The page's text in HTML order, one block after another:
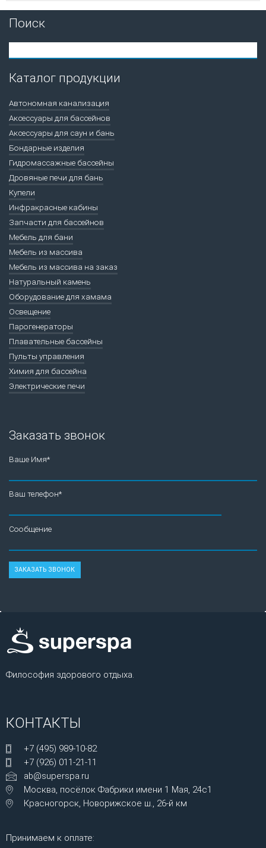
Поиск
Каталог продукции
Автономная канализация
Аксессуары для бассейнов
Аксессуары для саун и бань
Бондарные изделия
Гидромассажные бассейны
Дровяные печи для бань
Купели
Инфракрасные кабины
Запчасти для бассейнов
Мебель для бани
Мебель из массива
Мебель из массива на заказ
Натуральный камень
Оборудование для хамама
Освещение
Парогенераторы
Плавательные бассейны
Пульты управления
Химия для бассейна
Электрические печи
Заказать звонок
Ваше Имя*
Ваш телефон*
Сообщение
Философия здорового отдыха.
КОНТАКТЫ
+7 (495) 989-10-82
+7 (926) 011-21-11
ab@superspa.ru
Москва, посёлок Фабрики имени 1 Мая, 24с1
Красногорск, Новорижское ш., 26-й км
Принимаем к оплате: